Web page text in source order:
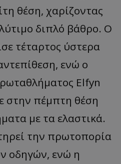
θέση, χαρίζοντας
διπλό βάθρο. Ο
τέταρτος ύστερα
ενώ ο
Elfyn
στην πέμπτη θέση
με τα ελαστικά.
την πρωτοπορία
οδηγών, ενώ η